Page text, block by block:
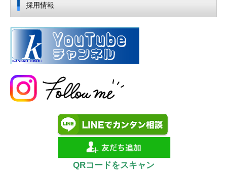
採用情報
QRコードをスキャン